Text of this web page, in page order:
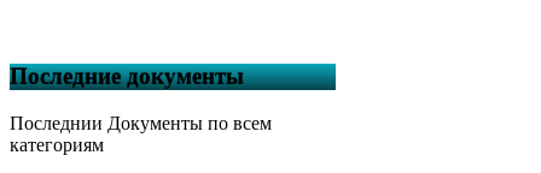
Последние документы
Последнии Документы по всем
категориям